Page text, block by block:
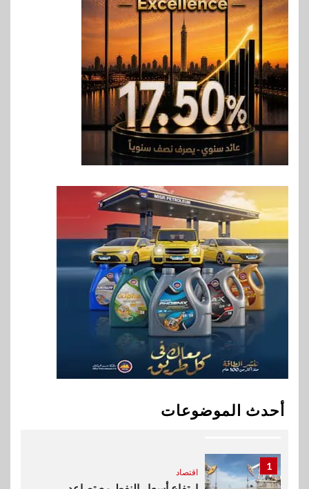
أحدث الموضوعات
بنك QNB مصر يعزز جاهزية
المشروعات الصغيرة والمتوسطة
للنمو والتوسع
7 اخبار
فيكسد مصر و”حلول” تتشاركان
في تطوير أول منصة للسياحة
الصحية في مصر والشرق الأوسط
وأفريقيا Tour4Cure
8
سوق وصلة
هواوي: هاتف nova 15
Max بطارية ضخمة وتصميم متين
جهازًا مثاليًا للشباب
9 اقتصاد
إي اف چي فاينانس تستعرض
خطط نمو «بلد» لتعزيز حضورها
في سوق تحويلات المصريين
بالخارج
بيان توضيحي صادر عن شركة
ناتجاس
1
اقتصاد